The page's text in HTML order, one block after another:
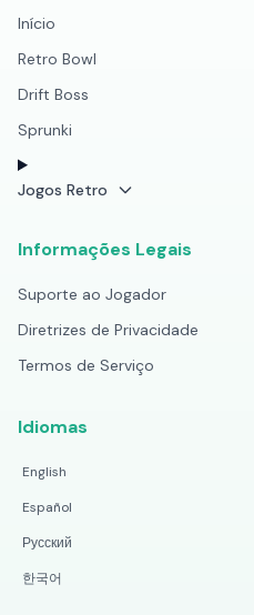
Início
Retro Bowl
Drift Boss
Sprunki
Jogos Retro
Informações Legais
Suporte ao Jogador
Diretrizes de Privacidade
Termos de Serviço
Idiomas
English
Español
Русский
한국어